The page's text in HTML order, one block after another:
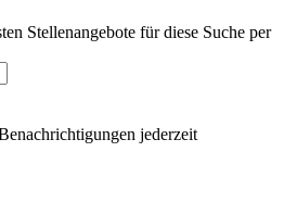
Stellenangebote für diese Suche per
jederzeit